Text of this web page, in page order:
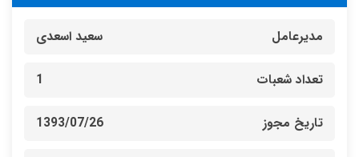
مدیرعامل سعید اسعدی
تعداد شعبات 1
تاریخ مجوز 1393/07/26